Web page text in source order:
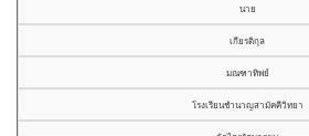
นาย
เกียรติกุล
มณฑาทิพย์
โรงเรียนชำนาญสามัคคีวิทยา